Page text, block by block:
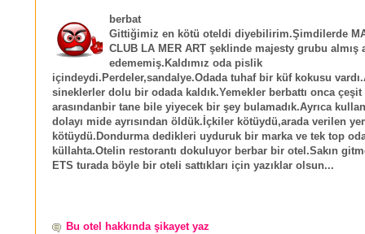
berbat
Gittiğimiz en kötü oteldi diyebilirim.Şimdilerde
CLUB LA MER ART şeklinde majesty grubu almış
edememiş.Kaldımız oda pislik
içindeydi.Perdeler,sandalye.Odada tuhaf bir küf kokusu
sineklerler dolu bir odada kaldık.Yemekler berbattı onca çeşit
arasındanbir tane bile yiyecek bir şey bulamadık.Ayrıca
dolayı mide ayrısından öldük.İçkiler kötüydü,arada verilen
kötüydü.Dondurma dedikleri uyduruk bir marka ve tek top
küllahta.Otelin restorantı dokuluyor berbar bir otel.Sakın
ETS turada böyle bir oteli sattıkları için yazıklar olsun...
Bu otel hakkında şikayet yaz